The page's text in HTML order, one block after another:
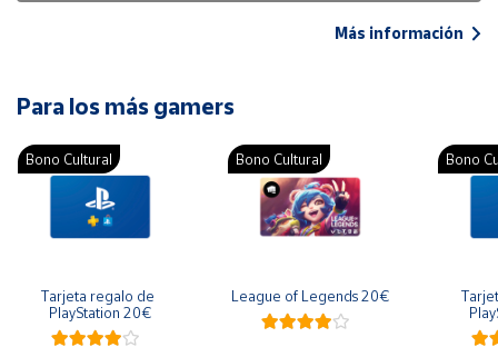
Más información
Para los más gamers
Bono Cultural
Tarjeta regalo de
PlayStation 20€
Bono Cultural
League of Legends 20€
Bono